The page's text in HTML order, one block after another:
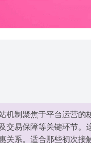
机制聚焦于平台运营的
交易保障等关键环节。
关系。适合那些初次接